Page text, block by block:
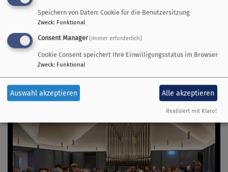
Speichern von Daten: Cookie für die Benutzersitzung
Zweck: Funktional
Consent Manager(immer erforderlich)
Cookie Consent speichert Ihre Einwilligungsstatus im Browser
Zweck: Funktional
Auswahl akzeptieren Alle akzeptieren
Realisiert mit Klaro!